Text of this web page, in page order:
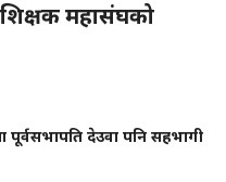
शिक्षक महासंघको
पूर्वसभापति देउवा पनि सहभागी